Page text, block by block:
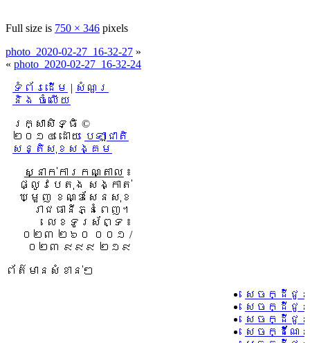
Full size is 750 × 346 pixels
photo_2020-02-27_16-32-27 »
« photo_2020-02-27_16-32-24
ទំព័រដើម | សំណួរ
និង ចំលើយ
រក្សាសិទ្ធិ ©
២០១៤ ដោយ​ បេឡាជាតិ
សន្តិសុខសង្គម
ស្នាក់ការកណ្តាល ៖
ផ្លូវបេតុង សង្កាត់
ឃ្មួញ ខណ្ឌសែនសុខ
រាជធានីភ្នំពេញ។
លេខទូរស័ព្ទ ៖
០២៣ ២៦០ ០០១ /
០២៣ ៩៩៩ ២១៩
ព័ត៌មានសំខាន់ៗ
សេចក្ដីជូ
សេចក្ដីជូ
សេចក្ដីជូ
សេចក្ដីណ